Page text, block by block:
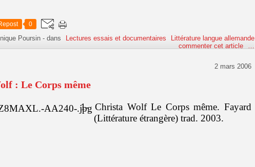
0
Poursin -dans Lectures essais et documentaires
Littérature langue allemande
commenter cet article
…
2 mars 2006
: Le Corps même
1- Christa Wolf Le Corps même. Fayard
(Littérature étrangère) trad. 2003.